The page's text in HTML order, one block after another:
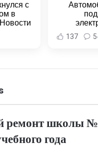
с
в
137
школы №
года